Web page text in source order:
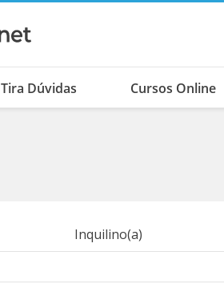
Tira Dúvidas Cursos Online
Inquilino(a)